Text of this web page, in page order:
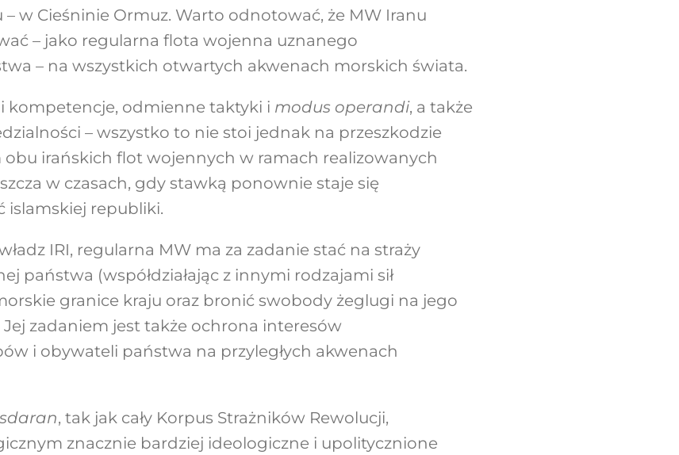
w Cieśninie Ormuz. Warto odnotować, że MW Iranu
– jako regularna flota wojenna uznanego
– na wszystkich otwartych akwenach morskich świata.
kompetencje, odmienne taktyki i modus operandi, a także
– wszystko to nie stoi jednak na przeszkodzie
obu irańskich flot wojennych w ramach realizowanych
w czasach, gdy stawką ponownie staje się
islamskiej republiki.
IRI, regularna MW ma za zadanie stać na straży
państwa (współdziałając z innymi rodzajami sił
granice kraju oraz bronić swobody żeglugi na jego
zadaniem jest także ochrona interesów
i obywateli państwa na przyległych akwenach
, tak jak cały Korpus Strażników Rewolucji,
znacznie bardziej ideologiczne i upolitycznione